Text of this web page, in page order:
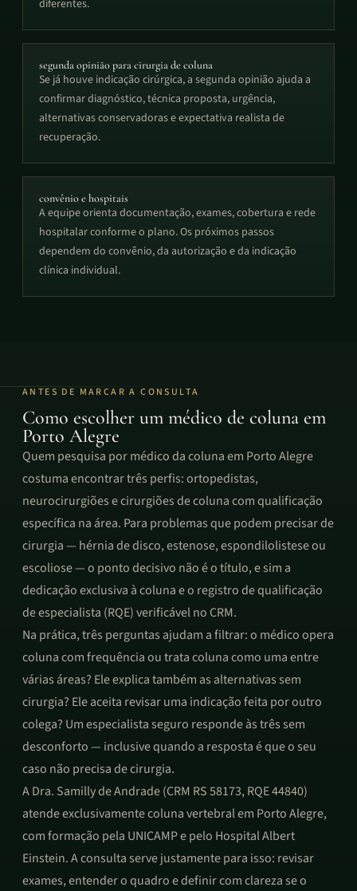
diferentes.
segunda opinião para cirurgia de coluna
Se já houve indicação cirúrgica, a segunda opinião ajuda a
confirmar diagnóstico, técnica proposta, urgência,
alternativas conservadoras e expectativa realista de
recuperação.
convênio e hospitais
A equipe orienta documentação, exames, cobertura e rede
hospitalar conforme o plano. Os próximos passos
dependem do convênio, da autorização e da indicação
clínica individual.
ANTES DE MARCAR A CONSULTA
Como escolher um médico de coluna em
Porto Alegre
Quem pesquisa por médico da coluna em Porto Alegre
costuma encontrar três perfis: ortopedistas,
neurocirurgiões e cirurgiões de coluna com qualificação
específica na área. Para problemas que podem precisar de
cirurgia — hérnia de disco, estenose, espondilolistese ou
escoliose — o ponto decisivo não é o título, e sim a
dedicação exclusiva à coluna e o registro de qualificação
de especialista (RQE) verificável no CRM.
Na prática, três perguntas ajudam a filtrar: o médico opera
coluna com frequência ou trata coluna como uma entre
várias áreas? Ele explica também as alternativas sem
cirurgia? Ele aceita revisar uma indicação feita por outro
colega? Um especialista seguro responde às três sem
desconforto — inclusive quando a resposta é que o seu
caso não precisa de cirurgia.
A Dra. Samilly de Andrade (CRM RS 58173, RQE 44840)
atende exclusivamente coluna vertebral em Porto Alegre,
com formação pela UNICAMP e pelo Hospital Albert
Einstein. A consulta serve justamente para isso: revisar
exames, entender o quadro e definir com clareza se o